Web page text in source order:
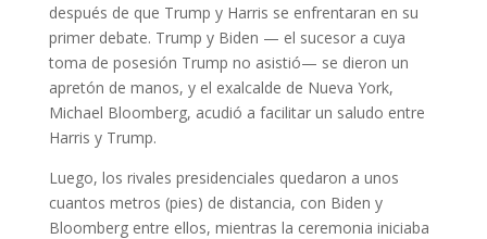
después de que Trump y Harris se enfrentaran en su
primer debate. Trump y Biden — el sucesor a cuya
toma de posesión Trump no asistió— se dieron un
apretón de manos, y el exalcalde de Nueva York,
Michael Bloomberg, acudió a facilitar un saludo entre
Harris y Trump.
Luego, los rivales presidenciales quedaron a unos
cuantos metros (pies) de distancia, con Biden y
Bloomberg entre ellos, mientras la ceremonia iniciaba